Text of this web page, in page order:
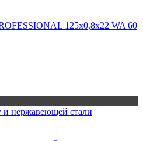
125х0,8х22 WA 60